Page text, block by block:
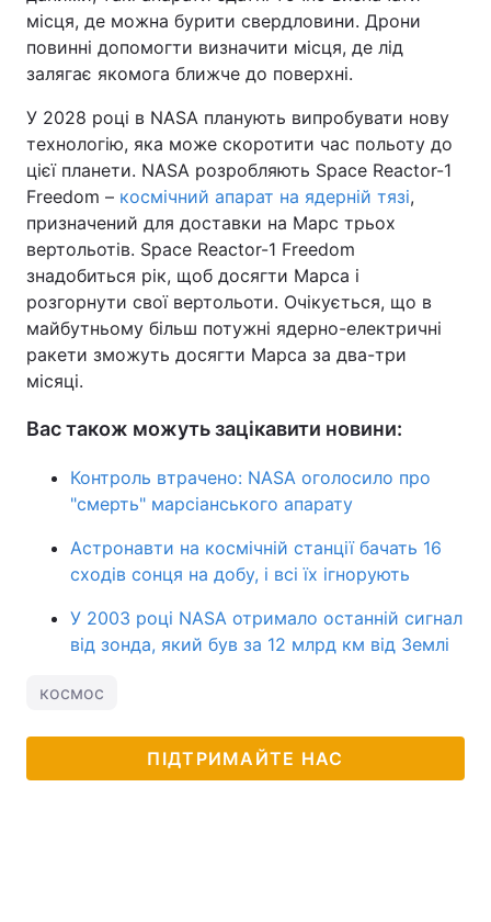
місця, де можна бурити свердловини. Дрони
повинні допомогти визначити місця, де лід
залягає якомога ближче до поверхні.
У 2028 році в NASA планують випробувати нову
технологію, яка може скоротити час польоту до
цієї планети. NASA розробляють Space Reactor-1
Freedom – космічний апарат на ядерній тязі,
призначений для доставки на Марс трьох
вертольотів. Space Reactor-1 Freedom
знадобиться рік, щоб досягти Марса і
розгорнути свої вертольоти. Очікується, що в
майбутньому більш потужні ядерно-електричні
ракети зможуть досягти Марса за два-три
місяці.
Вас також можуть зацікавити новини:
Контроль втрачено: NASA оголосило про
"смерть" марсіанського апарату
Астронавти на космічній станції бачать 16
сходів сонця на добу, і всі їх ігнорують
У 2003 році NASA отримало останній сигнал
від зонда, який був за 12 млрд км від Землі
космос
ПІДТРИМАЙТЕ НАС